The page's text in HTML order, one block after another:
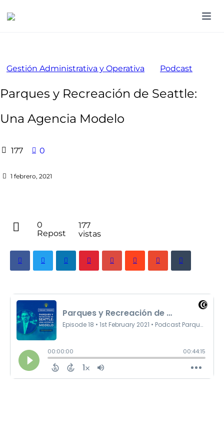
Gestión Administrativa y Operativa Podcast
Parques y Recreación de Seattle:
Una Agencia Modelo
177 0
1 febrero, 2021
0
Repost
177
vistas